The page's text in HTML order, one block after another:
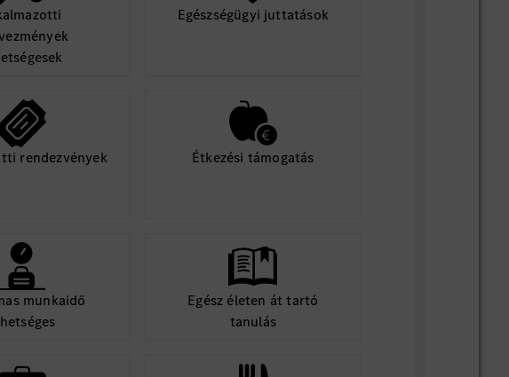
Egészségügyi juttatások
rendezvények Étkezési támogatás
munkaidő
Egész életen át tartó
tanulás